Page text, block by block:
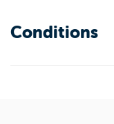
Conditions